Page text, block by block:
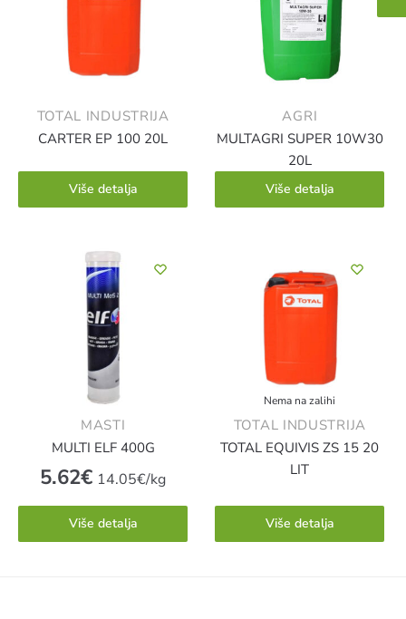
TOTAL INDUSTRIJA
CARTER EP 100 20L
Više detalja
AGRI
MULTAGRI SUPER 10W30
20L
Više detalja
MASTI
MULTI ELF 400G
5.62€ 14.05€/kg
Više detalja
Nema na zalihi
TOTAL INDUSTRIJA
TOTAL EQUIVIS ZS 15 20
LIT
Više detalja